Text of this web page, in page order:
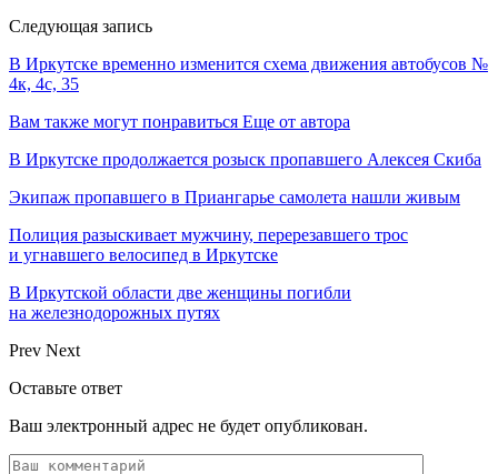
Следующая запись
В Иркутске временно изменится схема движения автобусов №
4к, 4с, 35
Вам также могут понравиться Еще от автора
В Иркутске продолжается розыск пропавшего Алексея Скиба
Экипаж пропавшего в Приангарье самолета нашли живым
Полиция разыскивает мужчину, перерезавшего трос
и угнавшего велосипед в Иркутске
В Иркутской области две женщины погибли
на железнодорожных путях
Prev Next
Оставьте ответ
Ваш электронный адрес не будет опубликован.